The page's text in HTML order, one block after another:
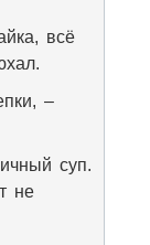
всё
–
суп.
не